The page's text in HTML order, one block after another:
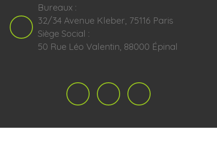
Bureaux :
32/34 Avenue Kleber, 75116 Paris
Siège Social :
50 Rue Léo Valentin, 88000 Épinal